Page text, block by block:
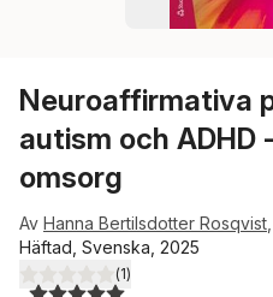
Neuroaffirmativa
autism och ADHD
omsorg
Av Hanna Bertilsdotter Rosqvist
Häftad, Svenska, 2025
5,0utav 5 stjärnor. Totalt antal
(1)